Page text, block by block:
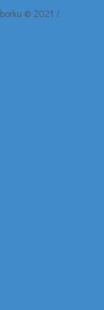
© 2021 /